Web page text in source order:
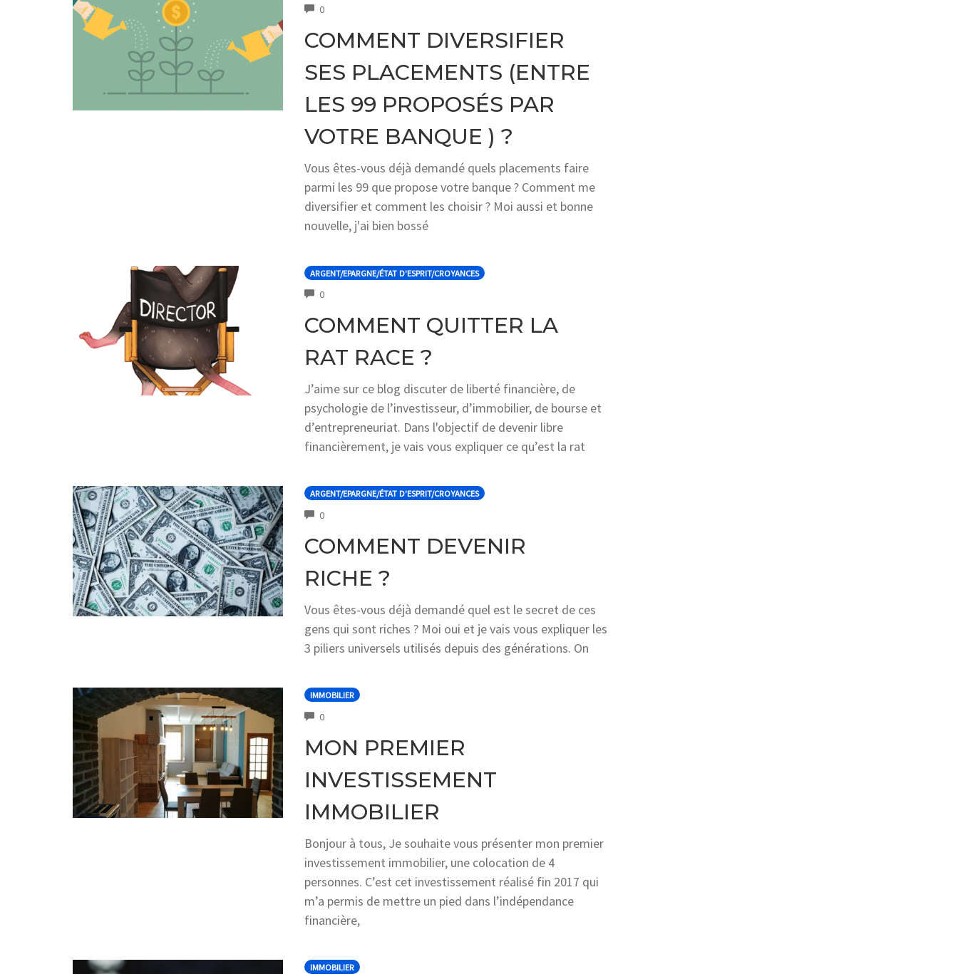
0COMMENTS
COMMENT DIVERSIFIER
SES PLACEMENTS (ENTRE
LES 99 PROPOSÉS PAR
VOTRE BANQUE ) ?
Vous êtes-vous déjà demandé quels placements faire
parmi les 99 que propose votre banque ? Comment me
diversifier et comment les choisir ? Moi aussi et bonne
nouvelle, j'ai bien bossé
ARGENT/EPARGNE/ÉTAT D'ESPRIT/CROYANCES
0COMMENTS
COMMENT QUITTER LA
RAT RACE ?
J’aime sur ce blog discuter de liberté financière, de
psychologie de l’investisseur, d’immobilier, de bourse et
d’entrepreneuriat. Dans l'objectif de devenir libre
financièrement, je vais vous expliquer ce qu’est la rat
ARGENT/EPARGNE/ÉTAT D'ESPRIT/CROYANCES
0COMMENTS
COMMENT DEVENIR
RICHE ?
Vous êtes-vous déjà demandé quel est le secret de ces
gens qui sont riches ? Moi oui et je vais vous expliquer les
3 piliers universels utilisés depuis des générations. On
IMMOBILIER
0COMMENTS
MON PREMIER
INVESTISSEMENT
IMMOBILIER
Bonjour à tous, Je souhaite vous présenter mon premier
investissement immobilier, une colocation de 4
personnes. C’est cet investissement réalisé fin 2017 qui
m’a permis de mettre un pied dans l’indépendance
financière,
IMMOBILIER